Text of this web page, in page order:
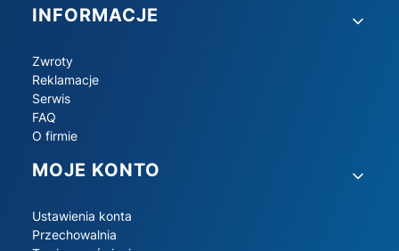
INFORMACJE
Zwroty
Reklamacje
Serwis
FAQ
O firmie
MOJE KONTO
Ustawienia konta
Przechowalnia